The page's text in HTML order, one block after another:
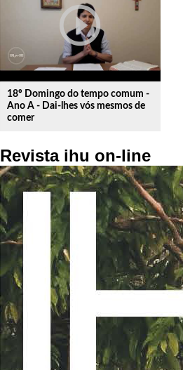
play_circle_outline
18º Domingo do tempo comum -
Ano A - Dai-lhes vós mesmos de
comer
Revista ihu on-line